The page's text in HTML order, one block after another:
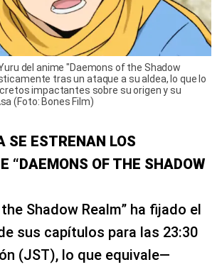
del anime "Daemons of the Shadow
tras un ataque a su aldea, lo que lo
impactantes sobre su origen y su
(Foto: Bones Film)
SE ESTRENAN LOS
“DAEMONS OF THE SHADOW
Shadow Realm” ha fijado el
sus capítulos para las 23:30
(JST), lo que equivale—